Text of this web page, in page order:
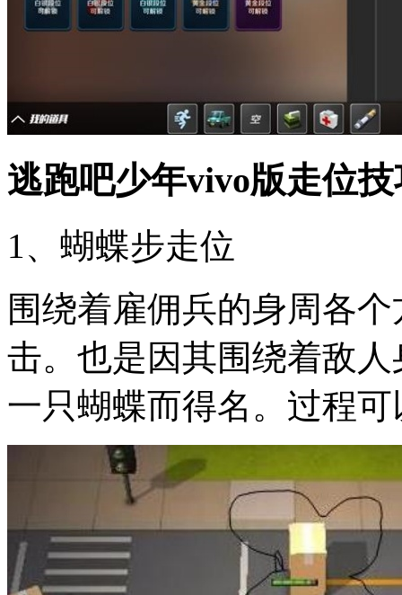
逃跑吧少年vivo版走位
1、蝴蝶步走位
围绕着雇佣兵的身周各
击。也是因其围绕着敌
一只蝴蝶而得名。过程